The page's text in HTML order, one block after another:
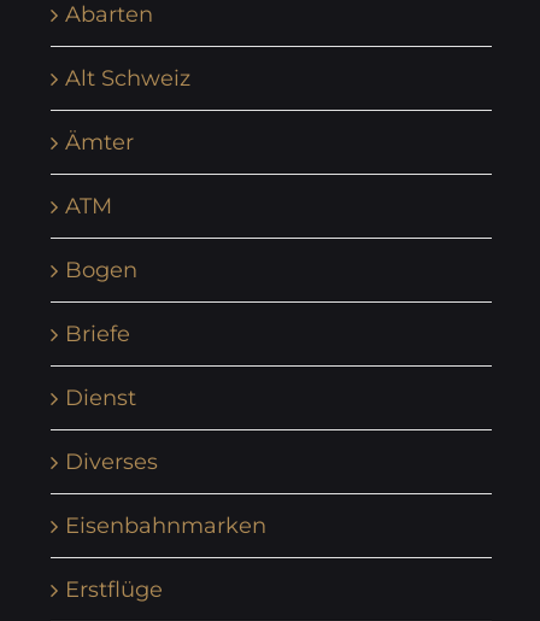
Abarten
Alt Schweiz
Ämter
ATM
Bogen
Briefe
Dienst
Diverses
Eisenbahnmarken
Erstflüge